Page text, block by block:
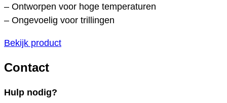
– Ontworpen voor hoge temperaturen
– Ongevoelig voor trillingen
Bekijk product
Contact
Hulp nodig?